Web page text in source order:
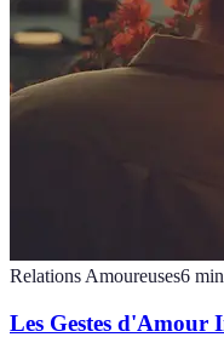
Relations Amoureuses6 min
Les Gestes d'Amour